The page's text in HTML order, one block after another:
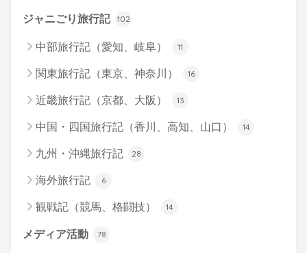
ジャニごり旅行記 102
中部旅行記（愛知、岐阜） 11
関東旅行記（東京、神奈川） 16
近畿旅行記（京都、大阪） 13
中国・四国旅行記（香川、高知、山口） 14
九州・沖縄旅行記 28
海外旅行記 6
観戦記（競馬、格闘技） 14
メディア活動 78